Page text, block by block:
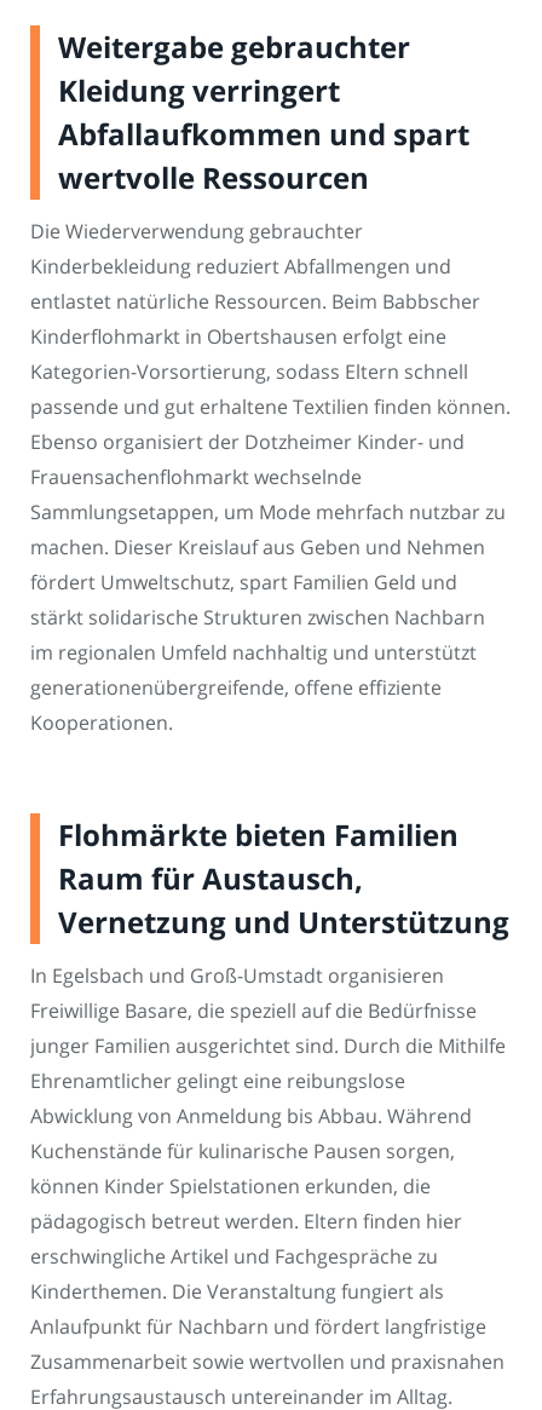
Weitergabe gebrauchter
Kleidung verringert
Abfallaufkommen und spart
wertvolle Ressourcen
Die Wiederverwendung gebrauchter
Kinderbekleidung reduziert Abfallmengen und
entlastet natürliche Ressourcen. Beim Babbscher
Kinderflohmarkt in Obertshausen erfolgt eine
Kategorien-Vorsortierung, sodass Eltern schnell
passende und gut erhaltene Textilien finden können.
Ebenso organisiert der Dotzheimer Kinder- und
Frauensachenflohmarkt wechselnde
Sammlungsetappen, um Mode mehrfach nutzbar zu
machen. Dieser Kreislauf aus Geben und Nehmen
fördert Umweltschutz, spart Familien Geld und
stärkt solidarische Strukturen zwischen Nachbarn
im regionalen Umfeld nachhaltig und unterstützt
generationenübergreifende, offene effiziente
Kooperationen.
Flohmärkte bieten Familien
Raum für Austausch,
Vernetzung und Unterstützung
In Egelsbach und Groß-Umstadt organisieren
Freiwillige Basare, die speziell auf die Bedürfnisse
junger Familien ausgerichtet sind. Durch die Mithilfe
Ehrenamtlicher gelingt eine reibungslose
Abwicklung von Anmeldung bis Abbau. Während
Kuchenstände für kulinarische Pausen sorgen,
können Kinder Spielstationen erkunden, die
pädagogisch betreut werden. Eltern finden hier
erschwingliche Artikel und Fachgespräche zu
Kinderthemen. Die Veranstaltung fungiert als
Anlaufpunkt für Nachbarn und fördert langfristige
Zusammenarbeit sowie wertvollen und praxisnahen
Erfahrungsaustausch untereinander im Alltag.